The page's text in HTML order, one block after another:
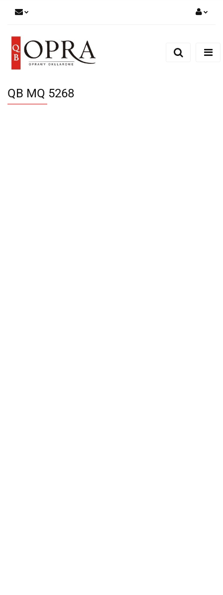
Zarejestruj się
QB MQ 5268